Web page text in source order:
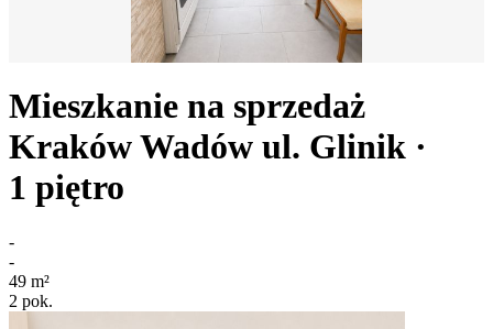
Mieszkanie na sprzedaż
Kraków Wadów ul. Glinik ·
1 piętro
-
-
49 m²
2 pok.